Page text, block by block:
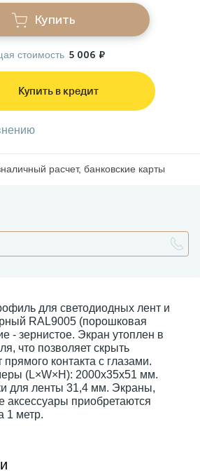
Купить
стоимость 5 006 ₽
Купить в кредит
расчет, банковские карты
для светодиодных лент и
RAL9005 (порошковая
- зернистое. Экран утоплен в
что позволяет скрыть
прямого контакта с глазами.
(L×W×H): 2000x35x51 мм.
для ленты 31,4 мм. Экраны,
аксессуары приобретаются
1 метр.